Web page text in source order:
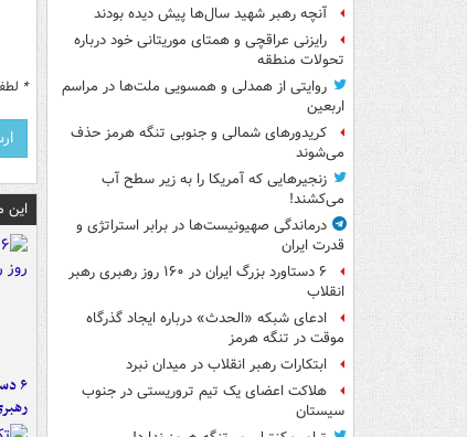
آنچه رهبر شهید سال‌ها پیش دیده بودند
رایزنی عراقچی و همتای موریتانی خود درباره
تحولات منطقه
روایتی از همدلی و همسویی ملت‌ها در مراسم
اربعین
کریدورهای شمالی و جنوبی تنگه هرمز حذف
می‌شوند
زنجیرهایی که آمریکا را به زیر سطح آب
می‌کشند!
درماندگی صهیونیست‌ها در برابر استراتژی و
قدرت ایران
۶ دستاورد بزرگ ایران در ۱۶۰ روز رهبری رهبر
انقلاب
ادعای شبکه «الحدث» درباره ایجاد گذرگاه
موقت در تنگه هرمز
ابتکارات رهبر انقلاب در میدان نبرد
هلاکت اعضای یک تیم تروریستی در جنوب
سیستان
*
این